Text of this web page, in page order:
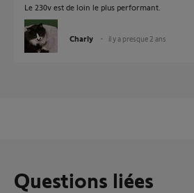
Le 230v est de loin le plus performant.
Charly il y a presque 2 ans
Questions liées